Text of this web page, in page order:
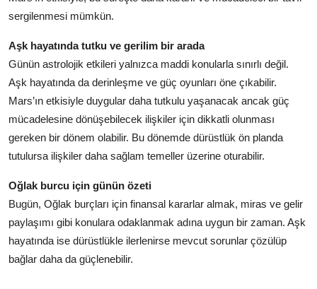
sergilenmesi mümkün.
Aşk hayatında tutku ve gerilim bir arada
Günün astrolojik etkileri yalnızca maddi konularla sınırlı değil.
Aşk hayatında da derinleşme ve güç oyunları öne çıkabilir.
Mars’ın etkisiyle duygular daha tutkulu yaşanacak ancak güç
mücadelesine dönüşebilecek ilişkiler için dikkatli olunması
gereken bir dönem olabilir. Bu dönemde dürüstlük ön planda
tutulursa ilişkiler daha sağlam temeller üzerine oturabilir.
Oğlak burcu için günün özeti
Bugün, Oğlak burçları için finansal kararlar almak, miras ve gelir
paylaşımı gibi konulara odaklanmak adına uygun bir zaman. Aşk
hayatında ise dürüstlükle ilerlenirse mevcut sorunlar çözülüp
bağlar daha da güçlenebilir.